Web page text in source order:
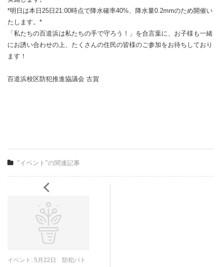
*明日は本日25日21:00時点で降水確率40%、降水量0.2mmのため開催い
たします。*
「私たちの百道浜は私たちの手で守ろう！」を合言葉に、お子様も一緒
にお誘い合わせの上、たくさんの住民の皆様のご参加をお待ちしており
ます！
百道浜校区防犯推進協議会 古賀
"イベント"の関連記事
イベント: 5月22日 防犯パト